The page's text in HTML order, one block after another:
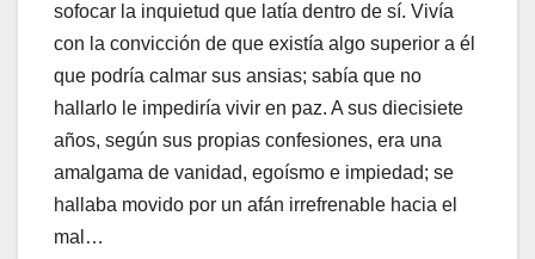
sofocar la inquietud que latía dentro de sí. Vivía
con la convicción de que existía algo superior a él
que podría calmar sus ansias; sabía que no
hallarlo le impediría vivir en paz. A sus diecisiete
años, según sus propias confesiones, era una
amalgama de vanidad, egoísmo e impiedad; se
hallaba movido por un afán irrefrenable hacia el
mal…